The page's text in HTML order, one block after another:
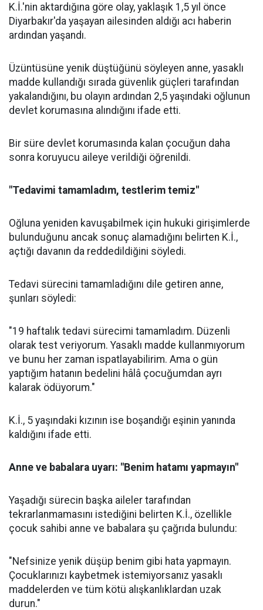
K.İ.'nin aktardığına göre olay, yaklaşık 1,5 yıl önce
Diyarbakır'da yaşayan ailesinden aldığı acı haberin
ardından yaşandı.
Üzüntüsüne yenik düştüğünü söyleyen anne, yasaklı
madde kullandığı sırada güvenlik güçleri tarafından
yakalandığını, bu olayın ardından 2,5 yaşındaki oğlunun
devlet korumasına alındığını ifade etti.
Bir süre devlet korumasında kalan çocuğun daha
sonra koruyucu aileye verildiği öğrenildi.
"Tedavimi tamamladım, testlerim temiz"
Oğluna yeniden kavuşabilmek için hukuki girişimlerde
bulunduğunu ancak sonuç alamadığını belirten K.İ.,
açtığı davanın da reddedildiğini söyledi.
Tedavi sürecini tamamladığını dile getiren anne,
şunları söyledi:
"19 haftalık tedavi sürecimi tamamladım. Düzenli
olarak test veriyorum. Yasaklı madde kullanmıyorum
ve bunu her zaman ispatlayabilirim. Ama o gün
yaptığım hatanın bedelini hâlâ çocuğumdan ayrı
kalarak ödüyorum."
K.İ., 5 yaşındaki kızının ise boşandığı eşinin yanında
kaldığını ifade etti.
Anne ve babalara uyarı: "Benim hatamı yapmayın"
Yaşadığı sürecin başka aileler tarafından
tekrarlanmamasını istediğini belirten K.İ., özellikle
çocuk sahibi anne ve babalara şu çağrıda bulundu:
"Nefsinize yenik düşüp benim gibi hata yapmayın.
Çocuklarınızı kaybetmek istemiyorsanız yasaklı
maddelerden ve tüm kötü alışkanlıklardan uzak
durun."